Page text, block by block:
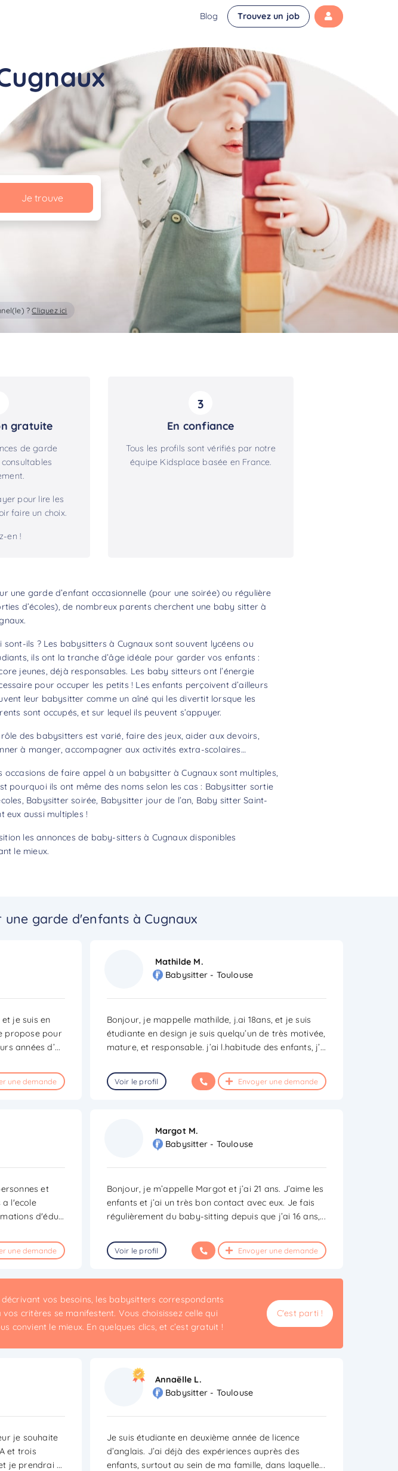
Blog Trouvez un job
Je trouve
?Cliquez ici
gratuite
de garde
pour lire les
faire un choix.
en !
3
En confiance
Tous les profils sont vérifiés par notre
équipe Kidsplace basée en France.
une garde d’enfant occasionnelle (pour une soirée) ou régulière
d’écoles), de nombreux parents cherchent une baby sitter à
sont-ils ? Les babysitters à Cugnaux sont souvent lycéens ou
ils ont la tranche d’âge idéale pour garder vos enfants :
jeunes, déjà responsables. Les baby sitteurs ont l’énergie
pour occuper les petits ! Les enfants perçoivent d’ailleurs
leur babysitter comme un aîné qui les divertit lorsque les
sont occupés, et sur lequel ils peuvent s’appuyer.
rôle des babysitters est varié, faire des jeux, aider aux devoirs,
à manger, accompagner aux activités extra-scolaires…
occasions de faire appel à un babysitter à Cugnaux sont multiples,
pourquoi ils ont même des noms selon les cas : Babysitter sortie
Babysitter soirée, Babysitter jour de l’an, Baby sitter Saint-
eux aussi multiples !
les annonces de baby-sitters à Cugnaux disponibles
le mieux.
garde d'enfants à Cugnaux
et je suis en
propose pour
années d’...
une demande
Mathilde M.
Babysitter - Toulouse
Bonjour, je mappelle mathilde, j.ai 18ans, et je suis
étudiante en design je suis quelqu’un de très motivée,
mature, et responsable. j’ai l.habitude des enfants, j’...
Voir le profil Envoyer une demande
et
a l'ecole
d'édu...
une demande
Margot M.
Babysitter - Toulouse
Bonjour, je m’appelle Margot et j’ai 21 ans. J’aime les
enfants et j’ai un très bon contact avec eux. Je fais
régulièrement du baby-sitting depuis que j’ai 16 ans, ...
Voir le profil Envoyer une demande
décrivant vos besoins, les babysitters correspondants
vos critères se manifestent. Vous choisissez celle qui
convient le mieux. En quelques clics, et c’est gratuit !
C'est parti !
je souhaite
et trois
je prendrai ...
Annaëlle L.
Babysitter - Toulouse
Je suis étudiante en deuxième année de licence
d’anglais. J’ai déjà des expériences auprès des
enfants, surtout au sein de ma famille, dans laquelle...